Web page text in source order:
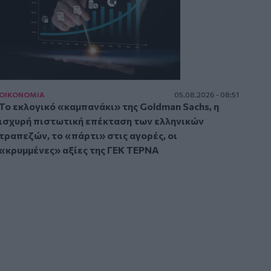
05.08.2026 - 08:51
εκλογικό «καμπανάκι» της Goldman Sachs, η
πιστωτική επέκταση των ελληνικών
το «πάρτι» στις αγορές, οι
αξίες της ΓΕΚ ΤΕΡΝΑ